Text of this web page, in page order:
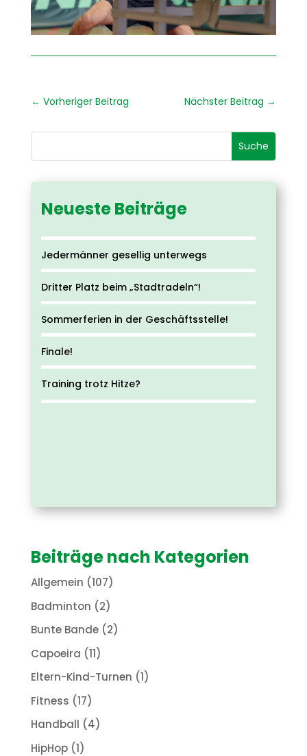
← Vorheriger Beitrag Nächster Beitrag →
Neueste Beiträge
Jedermänner gesellig unterwegs
Dritter Platz beim „Stadtradeln“!
Sommerferien in der Geschäftsstelle!
Finale!
Training trotz Hitze?
Beiträge nach Kategorien
Allgemein (107)
Badminton (2)
Bunte Bande(2)
Capoeira (11)
Eltern-Kind-Turnen (1)
Fitness (17)
Handball (4)
HipHop(1)